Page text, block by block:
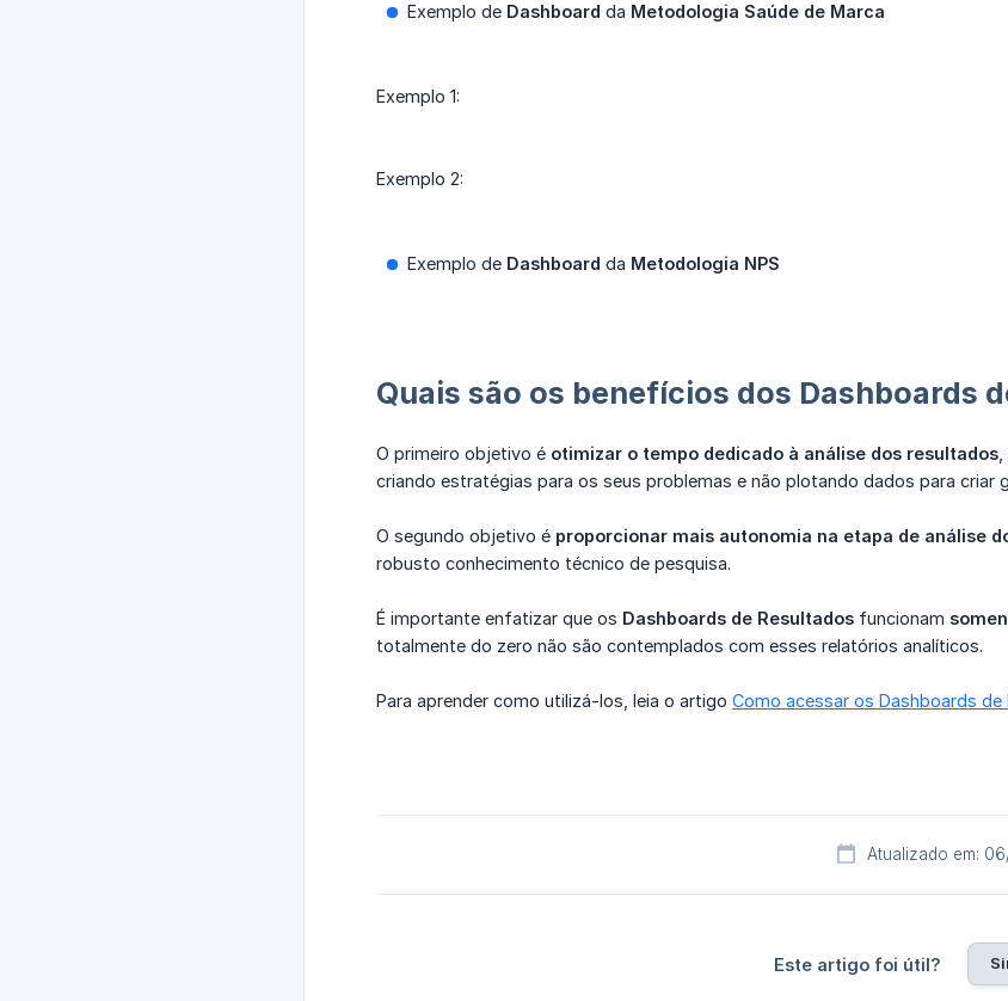
Exemplo de Dashboard da Metodologia Saúde de Marca
Exemplo 1:
Exemplo 2:
Exemplo de Dashboard da Metodologia NPS
Quais são os benefícios dos Dashboards
O primeiro objetivo é otimizar o tempo dedicado à análise dos resultados
criando estratégias para os seus problemas e não plotando dados para
O segundo objetivo é proporcionar mais autonomia na etapa de análise
robusto conhecimento técnico de pesquisa.
É importante enfatizar que os Dashboards de Resultados funcionam
totalmente do zero não são contemplados com esses relatórios analíticos.
Para aprender como utilizá-los, leia o artigo Como acessar os Dashboards de
Atualizado em:
Este artigo foi útil?